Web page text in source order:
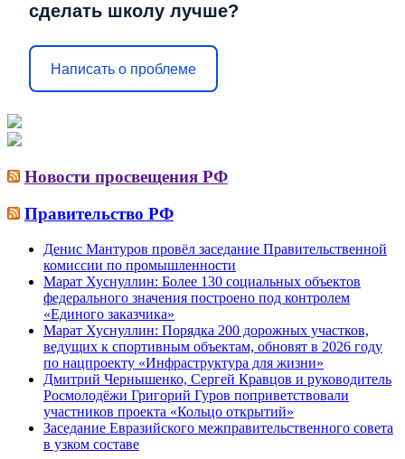
сделать школу лучше?
Написать о проблеме
Новости просвещения РФ
Правительство РФ
Денис Мантуров провёл заседание Правительственной
комиссии по промышленности
Марат Хуснуллин: Более 130 социальных объектов
федерального значения построено под контролем
«Единого заказчика»
Марат Хуснуллин: Порядка 200 дорожных участков,
ведущих к спортивным объектам, обновят в 2026 году
по нацпроекту «Инфраструктура для жизни»
Дмитрий Чернышенко, Сергей Кравцов и руководитель
Росмолодёжи Григорий Гуров поприветствовали
участников проекта «Кольцо открытий»
Заседание Евразийского межправительственного совета
в узком составе